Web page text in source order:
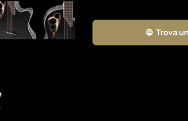
Trova